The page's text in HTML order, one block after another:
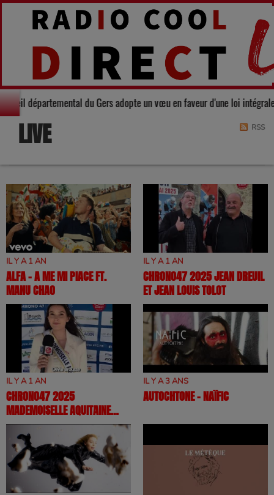
: Le Conseil départemental du Gers adopte un vœu en faveur d'une
LIVE RSS
IL Y A 1 AN
ALFA - A ME MI PIACE FT.
MANU CHAO
IL Y A 1 AN
CHRONO47 2025 JEAN DREUIL
ET JEAN LOUIS TOLOT
IL Y A 1 AN
CHRONO47 2025
MADEMOISELLE AQUITAINE
2025
IL Y A 3 ANS
AUTOCHTONE - NAÏFIC